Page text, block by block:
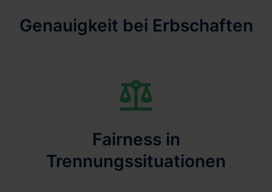
Genauigkeit bei Erbschaften
Fairness in
Trennungssituationen